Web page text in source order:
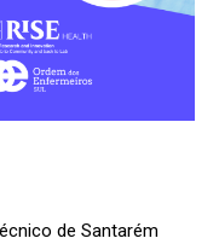
de Santarém